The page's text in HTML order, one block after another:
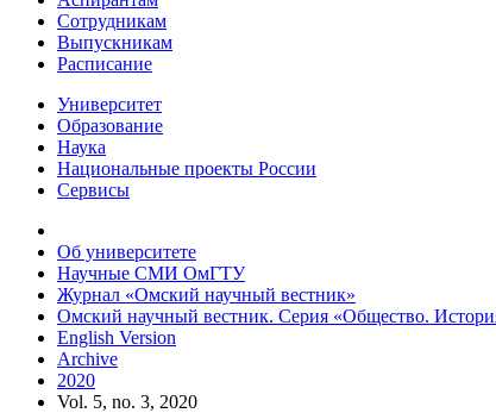
Сотрудникам
Выпускникам
Расписание
Университет
Образование
Наука
Национальные проекты России
Сервисы
Об университете
Научные СМИ ОмГТУ
Журнал «Омский научный вестник»
Омский научный вестник. Серия «Общество.
English Version
Archive
2020
Vol. 5, no. 3, 2020